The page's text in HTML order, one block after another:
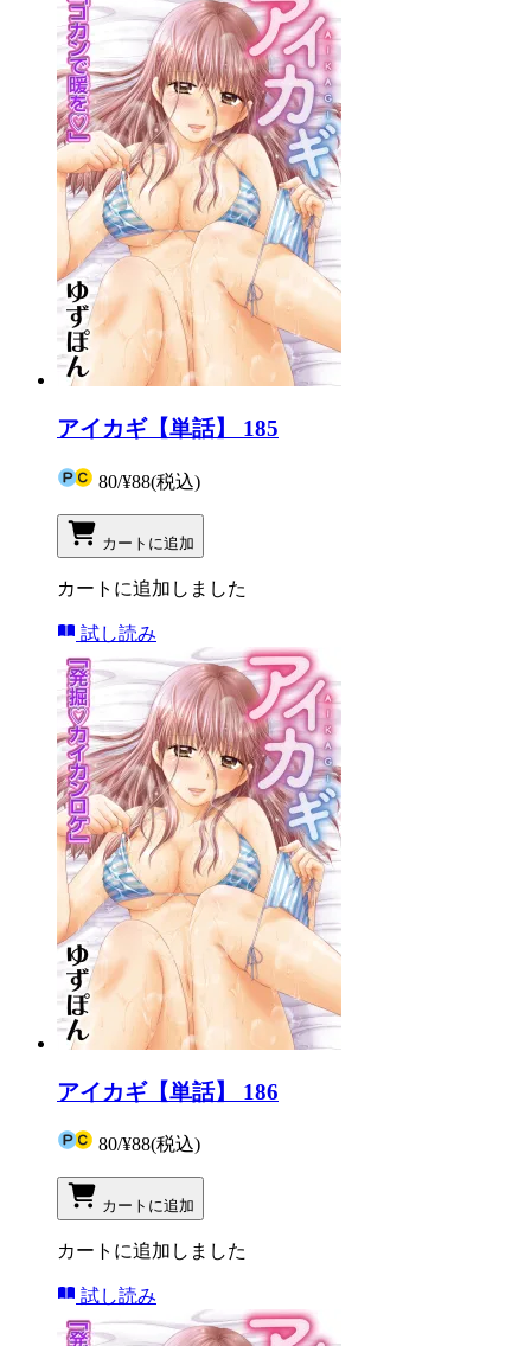
アイカギ【単話】 185
80/¥88(税込)
カートに追加
カートに追加しました
試し読み
アイカギ【単話】 186
80/¥88(税込)
カートに追加
カートに追加しました
試し読み